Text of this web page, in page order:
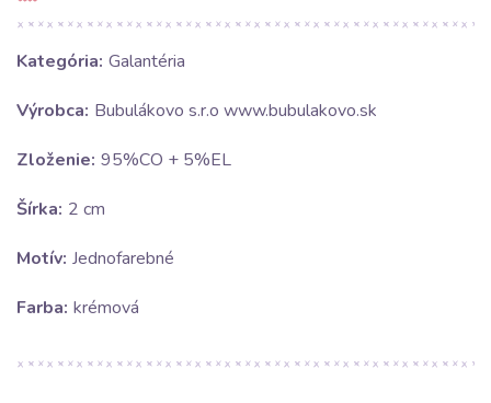
Kategória: Galantéria
Výrobca: Bubulákovo s.r.o www.bubulakovo.sk
Zloženie: 95%CO + 5%EL
Šírka: 2 cm
Motív: Jednofarebné
Farba: krémová